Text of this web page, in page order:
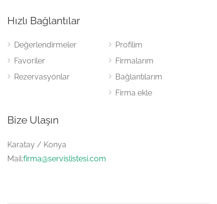
Hızlı Bağlantılar
Değerlendirmeler
Favoriler
Rezervasyonlar
Profilim
Firmalarım
Bağlantılarım
Firma ekle
Bize Ulaşın
Karatay / Konya
Mail:firma@servislistesi.com